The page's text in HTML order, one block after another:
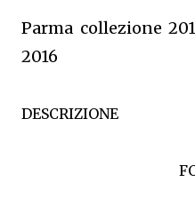
Parma collezione
2016
DESCRIZIONE